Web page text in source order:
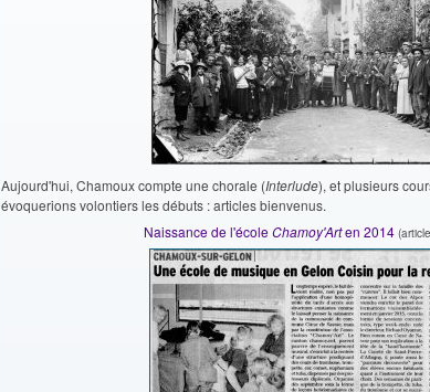
Aujourd'hui, Chamoux compte une chorale (Interlude), et plusieurs
évoquerions volontiers les débuts : articles bienvenus.
Naissance de l'écoleChamoy'Arten 2014